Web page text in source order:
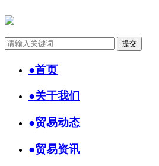
●首页
●关于我们
●贸易动态
●贸易资讯